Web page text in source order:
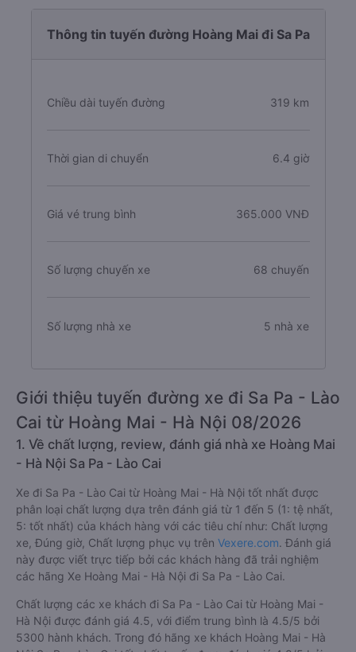
Thông tin tuyến đường Hoàng Mai đi Sa Pa
Chiều dài tuyến đường 319 km
Thời gian di chuyển 6.4 giờ
Giá vé trung bình 365.000 VNĐ
Số lượng chuyến xe 68 chuyến
Số lượng nhà xe 5 nhà xe
Giới thiệu tuyến đường xe đi Sa Pa - Lào
Cai từ Hoàng Mai - Hà Nội 08/2026
1. Về chất lượng, review, đánh giá nhà xe Hoàng Mai
- Hà Nội Sa Pa - Lào Cai
Xe đi Sa Pa - Lào Cai từ Hoàng Mai - Hà Nội tốt nhất được
phân loại chất lượng dựa trên đánh giá từ 1 đến 5 (1: tệ nhất,
5: tốt nhất) của khách hàng với các tiêu chí như: Chất lượng
xe, Đúng giờ, Chất lượng phục vụ trên Vexere.com. Đánh giá
này được viết trực tiếp bởi các khách hàng đã trải nghiệm
các hãng Xe Hoàng Mai - Hà Nội đi Sa Pa - Lào Cai.
Chất lượng các xe khách đi Sa Pa - Lào Cai từ Hoàng Mai -
Hà Nội được đánh giá 4.5, với điểm trung bình là 4.5/5 bởi
5300 hành khách. Trong đó hãng xe khách Hoàng Mai - Hà